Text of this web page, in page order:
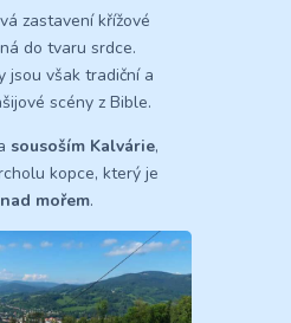
zastavení křížové
do tvaru srdce.
jsou však tradiční a
scény z Bible.
sousoším Kalvárie,
kopce, který je
mořem.